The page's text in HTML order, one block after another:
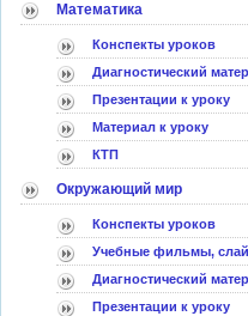
Математика
Конспекты уроков
Диагностический
Презентации к уроку
Материал к уроку
КТП
Окружающий мир
Конспекты уроков
Учебные фильмы,
Диагностический
Презентации к уроку